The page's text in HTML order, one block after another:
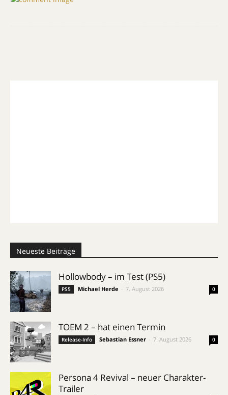
Neueste Beiträge
Hollowbody – im Test (PS5)
PS5 Michael Herde 7. August 2026 0
TOEM 2 – hat einen Termin
Release-Info Sebastian Essner 7. August 2026 0
Persona 4 Revival – neuer Charakter-
Trailer